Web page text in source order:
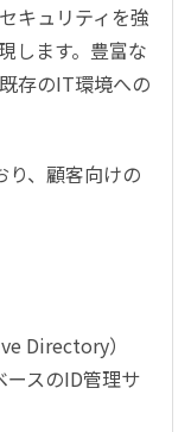
キュリティを強
します。豊富な
存のIT環境への
り、顧客向けの
Directory）
スのID管理サ